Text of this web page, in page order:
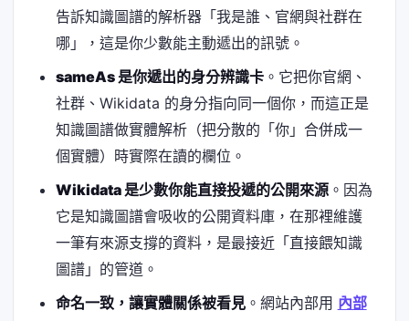
告訴知識圖譜的解析器「我是誰、官網與社群在
哪」，這是你少數能主動遞出的訊號。
sameAs 是你遞出的身分辨識卡。它把你官網、
社群、Wikidata 的身分指向同一個你，而這正是
知識圖譜做實體解析（把分散的「你」合併成一
個實體）時實際在讀的欄位。
Wikidata 是少數你能直接投遞的公開來源。因為
它是知識圖譜會吸收的公開資料庫，在那裡維護
一筆有來源支撐的資料，是最接近「直接餵知識
圖譜」的管道。
命名一致，讓實體關係被看見。網站內部用 內部